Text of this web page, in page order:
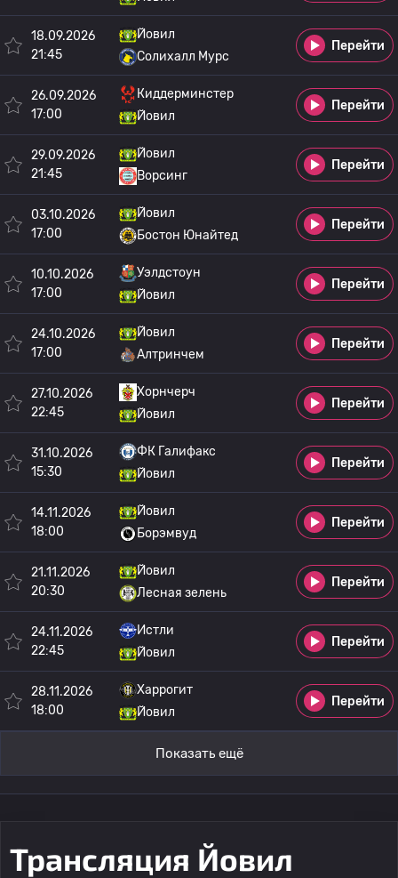
18.09.2026
21:45
Йовил
Солихалл Мурс
Перейти
26.09.2026
17:00
Киддерминстер
Йовил
Перейти
29.09.2026
21:45
Йовил
Ворсинг
Перейти
03.10.2026
17:00
Йовил
Бостон Юнайтед
Перейти
10.10.2026
17:00
Уэлдстоун
Йовил
Перейти
24.10.2026
17:00
Йовил
Алтринчем
Перейти
27.10.2026
22:45
Хорнчерч
Йовил
Перейти
31.10.2026
15:30
ФК Галифакс
Йовил
Перейти
14.11.2026
18:00
Йовил
Борэмвуд
Перейти
21.11.2026
20:30
Йовил
Лесная зелень
Перейти
24.11.2026
22:45
Истли
Йовил
Перейти
28.11.2026
18:00
Харрогит
Йовил
Перейти
Показать ещё
Трансляция Йовил